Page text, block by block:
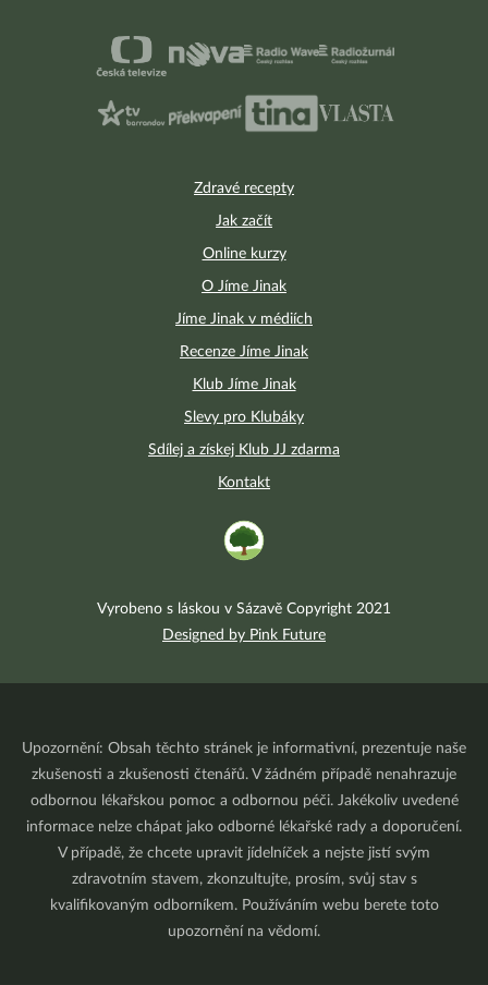
Zdravé recepty
Jak začít
Online kurzy
O Jíme Jinak
Jíme Jinak v médiích
Recenze Jíme Jinak
Klub Jíme Jinak
Slevy pro Klubáky
Sdílej a získej Klub JJ zdarma
Kontakt
Vyrobeno s láskou v Sázavě Copyright 2021
Designed by Pink Future
Upozornění: Obsah těchto stránek je informativní, prezentuje naše
zkušenosti a zkušenosti čtenářů. V žádném případě nenahrazuje
odbornou lékařskou pomoc a odbornou péči. Jakékoliv uvedené
informace nelze chápat jako odborné lékařské rady a doporučení.
V případě, že chcete upravit jídelníček a nejste jistí svým
zdravotním stavem, zkonzultujte, prosím, svůj stav s
kvalifikovaným odborníkem. Používáním webu berete toto
upozornění na vědomí.